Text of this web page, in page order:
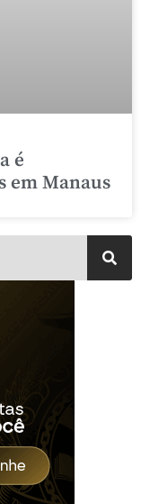
é
em Manaus